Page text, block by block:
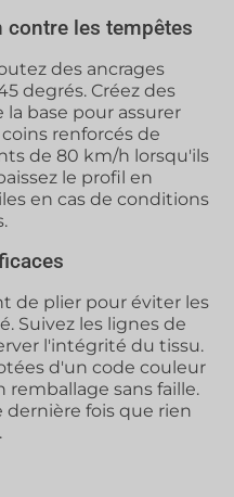
les tempêtes
des ancrages
degrés. Créez des
base pour assurer
renforcés de
de 80 km/h lorsqu'ils
le profil en
en cas de conditions
de plier pour éviter les
Suivez les lignes de
l'intégrité du tissu.
d'un code couleur
remballage sans faille.
dernière fois que rien